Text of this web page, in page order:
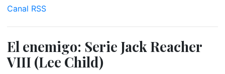
Canal RSS
El enemigo: Serie Jack Reacher
VIII (Lee Child)